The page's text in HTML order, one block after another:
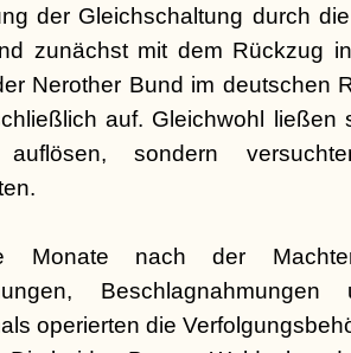
der Gleichschaltung durch
zunächst mit dem Rückzug
Nerother Bund im deutschen
auf. Gleichwohl ließen
sondern
Monate nach der
operierten die